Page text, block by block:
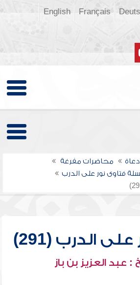
Français
English
محاضرات مفرغة
فتاوى نور على الدرب
الدرب (291)
عبد العزيز بن باز